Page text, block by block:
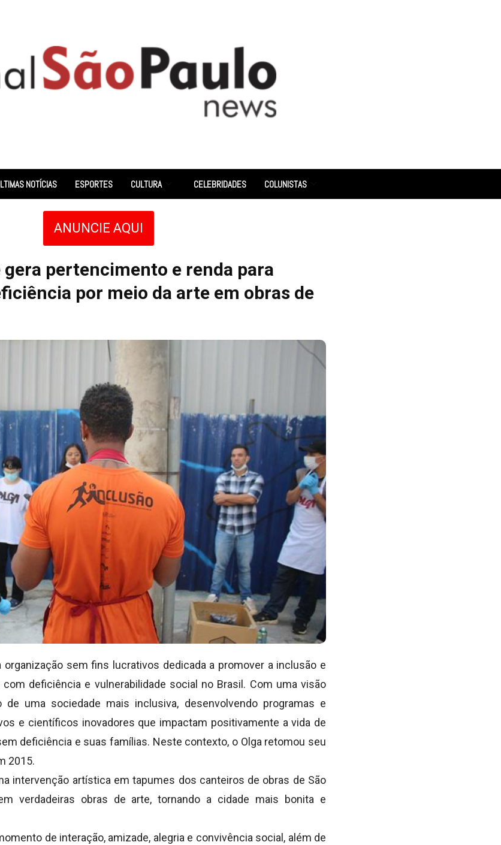
NOTÍCIAS ESPORTES CULTURA CELEBRIDADES COLUNISTAS
ANUNCIE AQUI
pertencimento e renda para
por meio da arte em obras de
organização sem fins lucrativos dedicada a promover a inclusão e
deficiência e vulnerabilidade social no Brasil. Com uma visão
de uma sociedade mais inclusiva, desenvolvendo programas e
e científicos inovadores que impactam positivamente a vida de
deficiência e suas famílias. Neste contexto, o Olga retomou seu
2015.
intervenção artística em tapumes dos canteiros de obras de São
verdadeiras obras de arte, tornando a cidade mais bonita e
de interação, amizade, alegria e convivência social, além de